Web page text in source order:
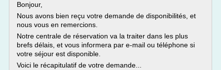
Bonjour,
Nous avons bien reçu votre demande de disponibilités, et
nous vous en remercions.
Notre centrale de réservation va la traiter dans les plus
brefs délais, et vous informera par e-mail ou téléphone si
votre séjour est disponible.
Voici le récapitulatif de votre demande...